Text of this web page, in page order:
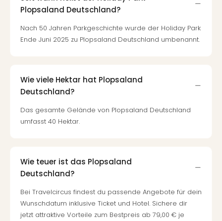
Plopsaland Deutschland?
Nach 50 Jahren Parkgeschichte wurde der Holiday Park
Ende Juni 2025 zu Plopsaland Deutschland umbenannt.
Wie viele Hektar hat Plopsaland
Deutschland?
Das gesamte Gelände von Plopsaland Deutschland
umfasst 40 Hektar.
Wie teuer ist das Plopsaland
Deutschland?
Bei Travelcircus findest du passende Angebote für dein
Wunschdatum inklusive Ticket und Hotel. Sichere dir
jetzt attraktive Vorteile zum Bestpreis ab 79,00 € je